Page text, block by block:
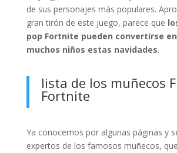
de sus personajes más populares.
gran tirón de este juego, parece que
pop Fortnite pueden convertirse
muchos niños estas navidades.
lista de los muñecos
Fortnite
Ya conocemos por algunas páginas y
expertos de los famosos muñecos,